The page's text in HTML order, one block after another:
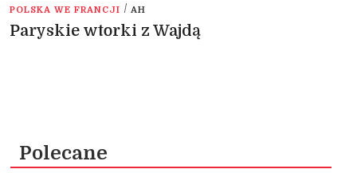
POLSKA WE FRANCJI / AH
Paryskie wtorki z Wajdą
Polecane